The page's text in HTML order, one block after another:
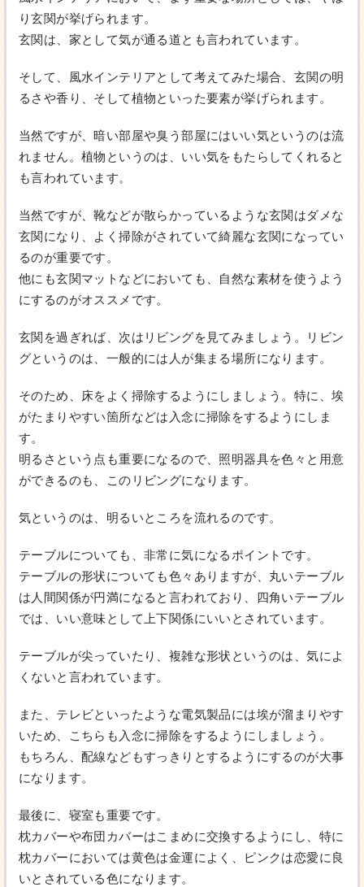
り玄関が挙げられます。
玄関は、家として気が通る道とも言われています。
そして、風水インテリアとして考えてみた場合、玄関の明
るさや香り、そして植物といった要素が挙げられます。
当然ですが、暗い部屋や臭う部屋にはいい気というのは流
れません。植物というのは、いい気をもたらしてくれると
も言われています。
当然ですが、靴などが散らかっているような玄関はダメな
玄関になり、よく掃除がされていて綺麗な玄関になってい
るのが重要です。
他にも玄関マットなどにおいても、自然な素材を使うよう
にするのがオススメです。
玄関を過ぎれば、次はリビングを見てみましょう。リビン
グというのは、一般的には人が集まる場所になります。
そのため、床をよく掃除するようにしましょう。特に、埃
がたまりやすい箇所などは入念に掃除をするようにしま
す。
明るさという点も重要になるので、照明器具を色々と用意
ができるのも、このリビングになります。
気というのは、明るいところを流れるのです。
テーブルについても、非常に気になるポイントです。
テーブルの形状についても色々ありますが、丸いテーブル
は人間関係が円満になると言われており、四角いテーブル
では、いい意味として上下関係にいいとされています。
テーブルが尖っていたり、複雑な形状というのは、気によ
くないと言われています。
また、テレビといったような電気製品には埃が溜まりやす
いため、こちらも入念に掃除をするようにしましょう。
もちろん、配線などもすっきりとするようにするのが大事
になります。
最後に、寝室も重要です。
枕カバーや布団カバーはこまめに交換するようにし、特に
枕カバーにおいては黄色は金運によく、ピンクは恋愛に良
いとされている色になります。